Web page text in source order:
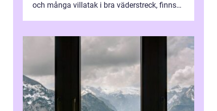
och många villatak i bra väderstreck, finns